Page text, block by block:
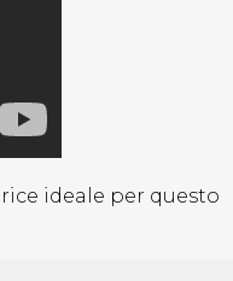
ideale per questo